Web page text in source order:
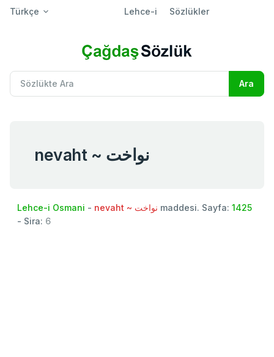
Türkçe Lehce-i Sözlükler
nevaht ~ نواخت
Lehce-i Osmani - nevaht ~ نواخت maddesi. Sayfa: 1425
- Sira: 6